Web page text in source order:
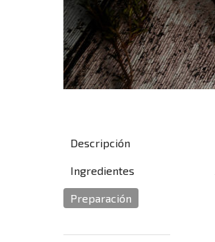
Descripción
Ingredientes
Preparación